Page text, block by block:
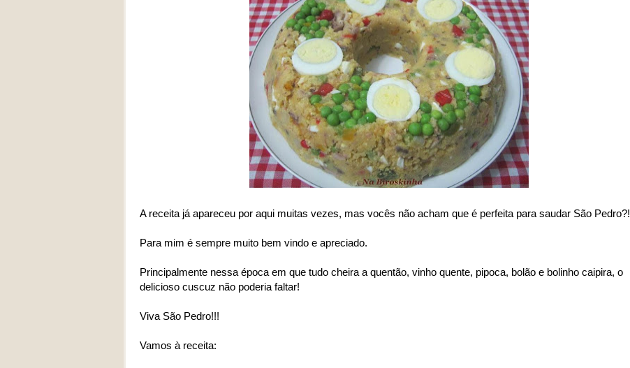
A receita já apareceu por aqui muitas vezes, mas vocês não acham que é perfeita para saudar São Pedro?!
Para mim é sempre muito bem vindo e apreciado.
Principalmente nessa época em que tudo cheira a quentão, vinho quente, pipoca, bolão e bolinho caipira, o
delicioso cuscuz não poderia faltar!
Viva São Pedro!!!
Vamos à receita: